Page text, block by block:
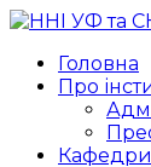
Головна
Про
Кафедри